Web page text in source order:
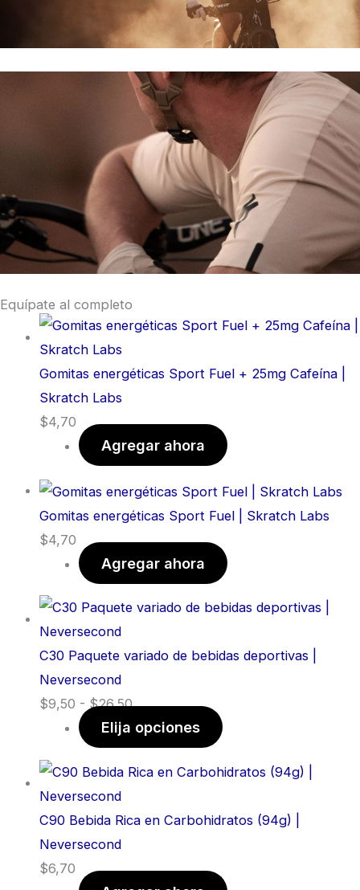
Equípate al completo
Gomitas energéticas Sport Fuel + 25mg Cafeína |
Skratch Labs
$4,70
Agregar ahora
Gomitas energéticas Sport Fuel | Skratch Labs
$4,70
Agregar ahora
C30 Paquete variado de bebidas deportivas |
Neversecond
$9,50 - $26,50
Elija opciones
C90 Bebida Rica en Carbohidratos (94g) |
Neversecond
$6,70